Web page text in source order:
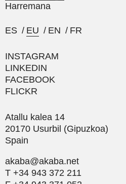
Atallu kalea 14
20170 Usurbil (Gipuzkoa)
Spain
akaba@akaba.net
T +34 943 372 211
INSTAGRAM
LINKEDIN
FACEBOOK
FLICKR
Harremana
ES / EU / EN / FR